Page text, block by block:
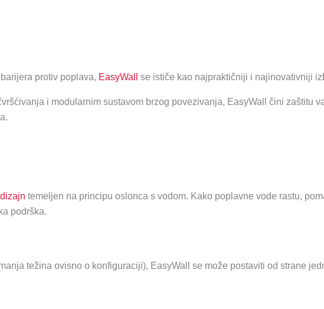
protiv poplava, EasyWall se ističe kao najpraktičniji i najinovativniji
i modularnim sustavom brzog povezivanja, EasyWall čini zaštitu
temeljen na principu oslonca s vodom. Kako poplavne vode rastu,
podrška.
težina ovisno o konfiguraciji), EasyWall se može postaviti od strane